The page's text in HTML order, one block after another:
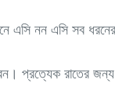
এসি নন এসি সব
প্রত্যেক